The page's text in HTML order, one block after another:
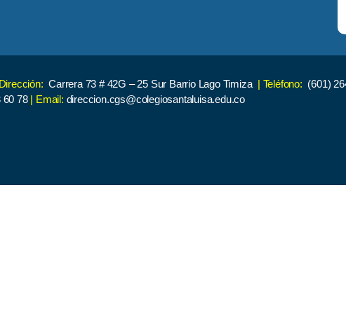
Carrera 73 # 42G – 25 Sur Barrio Lago Timiza | Teléfono: (601)
60 78 | Email: direccion.cgs@colegiosantaluisa.edu.co